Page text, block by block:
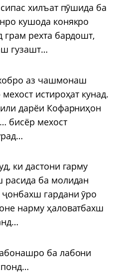
хилъат пӯшида ба
кушода конякро
грам рехта бардошт,
гузашт…
аз чашмонаш
истироҳат кунад.
дарёи Кофарниҳон
бисёр мехост
ки дастони гарму
расида ба молидан
гардани ӯро
нарму ҳаловатбахш
ба лабони